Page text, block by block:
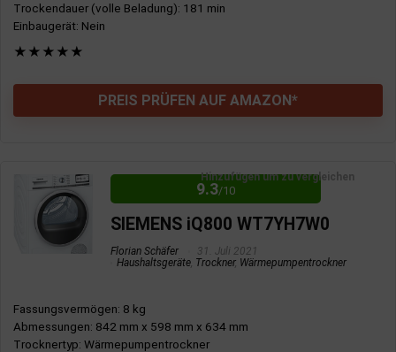
Trockendauer (volle Beladung): 181 min
Einbaugerät: Nein
★ ★ ★ ★ ★
PREIS PRÜFEN AUF AMAZON*
Hinzufügen um zu vergleichen
9.3/10
SIEMENS iQ800 WT7YH7W0
Florian Schäfer
31. Juli 2021
Haushaltsgeräte Trockner, Wärmepumpentrockner
Fassungsvermögen: 8 kg
Abmessungen: 842 mm x 598 mm x 634 mm
Trocknertyp: Wärmepumpentrockner